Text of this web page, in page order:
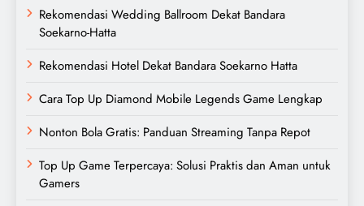
Rekomendasi Wedding Ballroom Dekat Bandara
Soekarno-Hatta
Rekomendasi Hotel Dekat Bandara Soekarno Hatta
Cara Top Up Diamond Mobile Legends Game Lengkap
Nonton Bola Gratis: Panduan Streaming Tanpa Repot
Top Up Game Terpercaya: Solusi Praktis dan Aman untuk
Gamers